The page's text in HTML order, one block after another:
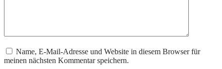
Name, E-Mail-Adresse und Website in diesem Browser für
meinen nächsten Kommentar speichern.